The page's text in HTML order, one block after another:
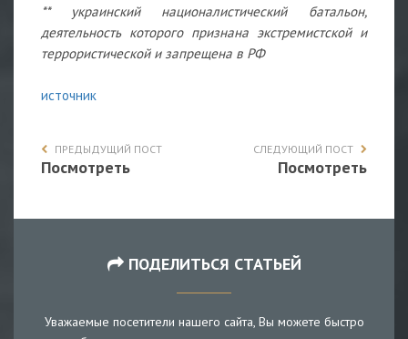
** украинский националистический батальон,
деятельность которого признана экстремистской и
террористической и запрещена в РФ
источник
ПРЕДЫДУЩИЙ ПОСТ
Посмотреть
СЛЕДУЮЩИЙ ПОСТ
Посмотреть
ПОДЕЛИТЬСЯ СТАТЬЕЙ
Уважаемые посетители нашего сайта, Вы можете быстро